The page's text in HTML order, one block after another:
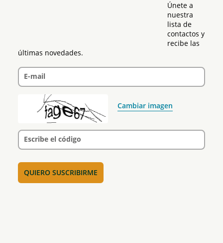
Únete a
nuestra
lista de
contactos y
recibe las
últimas novedades.
E-mail
Cambiar imagen
Escribe el código